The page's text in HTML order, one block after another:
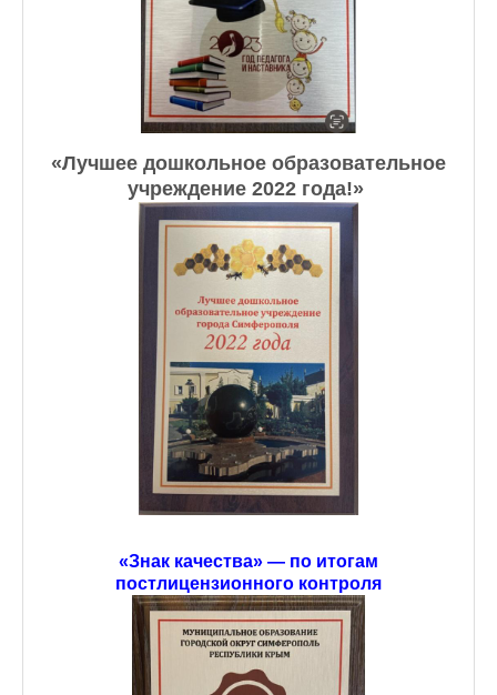
«Лучшее дошкольное образовательное
учреждение 2022 года!» ​
«Знак качества» — по итогам
постлицензионного контроля